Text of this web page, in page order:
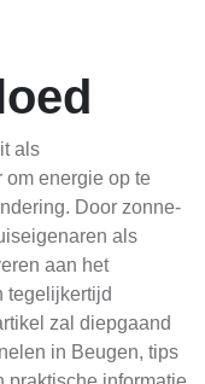
als
energie op te
Door zonne-
als
aan het
tegelijkertijd
zal diepgaand
in Beugen, tips